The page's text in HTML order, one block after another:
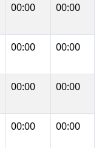
00:00 00:00
00:00 00:00
00:00 00:00
00:00 00:00